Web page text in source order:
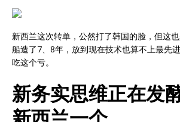
新西兰这次转单，公然打了韩国的脸，但这
船造了7、8年，放到现在技术也算不上最先
吃这个亏。
新务实思维正在发